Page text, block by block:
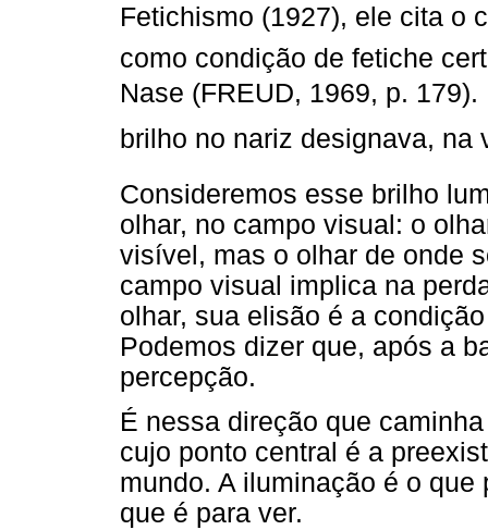
Fetichismo (1927), ele cita o
como condição de fetiche
Nase (FREUD, 1969, p.
brilho no nariz designava, na
Consideremos esse brilho
olhar, no campo visual: o
visível, mas o olhar de onde
campo visual implica na
olhar, sua elisão é a
Podemos dizer que, após a
percepção.
É nessa direção que
cujo ponto central é a
mundo. A iluminação é o
que é para ver.